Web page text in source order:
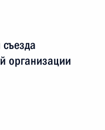
организации